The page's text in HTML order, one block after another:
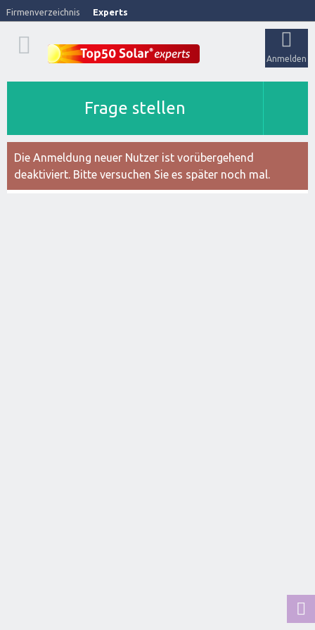
Firmenverzeichnis Experts
Anmelden
Frage stellen
Die Anmeldung neuer Nutzer ist vorübergehend
deaktiviert. Bitte versuchen Sie es später noch mal.